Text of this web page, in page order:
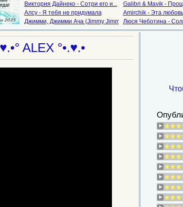
Виктория Дайнеко - Сотри его и...
Алсу - Я тебя не придумала
Джимми, Джимми Ача (Jimmy Jimm...
Galibri & Mavik -
Amirchik - Эта любовь
Люся Чеботина -
ALEX °•.♥.•